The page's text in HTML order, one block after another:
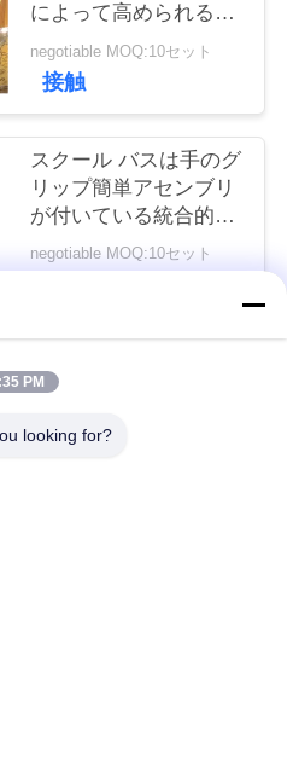
によって高められる慰
negotiable MOQ:10セット
接触
スクール バスは手のグ
リップ簡単アセンブリ
が付いている統合的な
最下のクッションの背
部をつけます
negotiable MOQ:10セット
PM
looking for?